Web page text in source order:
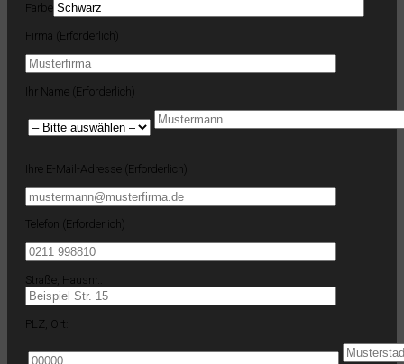
Farbe
Firma (Erforderlich)
Ihr Name (Erforderlich)
Ihre E-Mail-Adresse (Erforderlich)
Telefon (Erforderlich)
Straße, Hausnr.:
PLZ, Ort: